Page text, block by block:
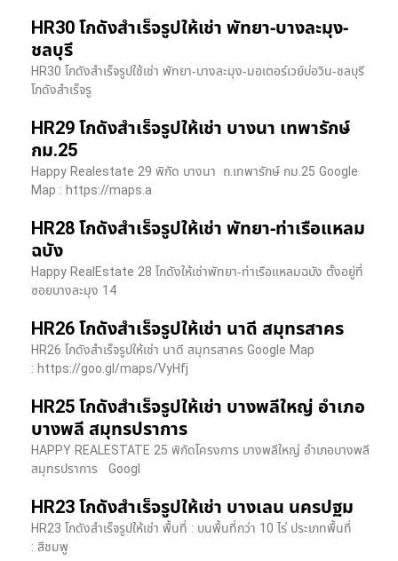
HR30 โกดังสำเร็จรูปให้เช่า พัทยา-บางละมุง-
ชลบุรี
HR30 โกดังสำเร็จรูปใช้เช่า พัทยา-บางละมุง-มอเตอร์เวย์บ่อวิน-ชลบุรี
โกดังสำเร็จรู
HR29 โกดังสำเร็จรูปให้เช่า บางนา เทพารักษ์
กม.25
Happy Realestate 29 พิกัด บางนา​ ถ.เทพารักษ์ กม.25 Google
Map : ​https://maps.a
HR28 โกดังสำเร็จรูปให้เช่า พัทยา-ท่าเรือแหลม
ฉบัง
Happy RealEstate 28 โกดังให้เช่าพัทยา-ท่าเรือแหลมฉบัง ตั้งอยู่ที่
ซอยบางละมุง 14
HR26 โกดังสำเร็จรูปให้เช่า นาดี สมุทรสาคร
HR26 โกดังสำเร็จรูปให้เช่า นาดี สมุทรสาคร Google Map
: https://goo.gl/maps/VyHfj
HR25 โกดังสำเร็จรูปให้เช่า บางพลีใหญ่ อำเภอ
บางพลี สมุทรปราการ
HAPPY REALESTATE 25 พิกัดโครงการ บางพลีใหญ่ อำเภอบางพลี
สมุทรปราการ Googl
HR23 โกดังสำเร็จรูปให้เช่า บางเลน นครปฐม
HR23 โกดังสำเร็จรูปให้เช่า พื้นที่ : บนพื้นที่กว่า 10 ไร่ ประเภทพื้นที่
: สีชมพู